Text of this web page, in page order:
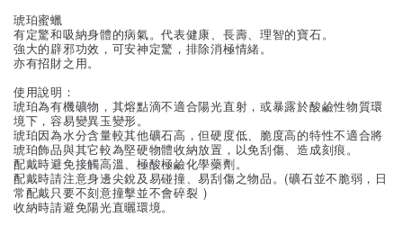
琥珀蜜蠟
有定驚和吸納身體的病氣。代表健康、長壽、理智的寶石。
強大的辟邪功效，可安神定驚，排除消極情緒。
亦有招財之用。
使用說明：
琥珀為有機礦物，其熔點滴不適合陽光直射，或暴露於酸鹼性物質環
境下，容易變異玉變形。
琥珀因為水分含量較其他礦石高，但硬度低、脆度高的特性不適合將
琥珀飾品與其它較為堅硬物體收納放置，以免刮傷、造成刻痕。
配戴時避免接觸高溫、極酸極鹼化學藥劑。
配戴時請注意身邊尖銳及易碰撞、易刮傷之物品。(礦石並不脆弱，日
常配戴只要不刻意撞擊並不會碎裂 )
收納時請避免陽光直曬環境。